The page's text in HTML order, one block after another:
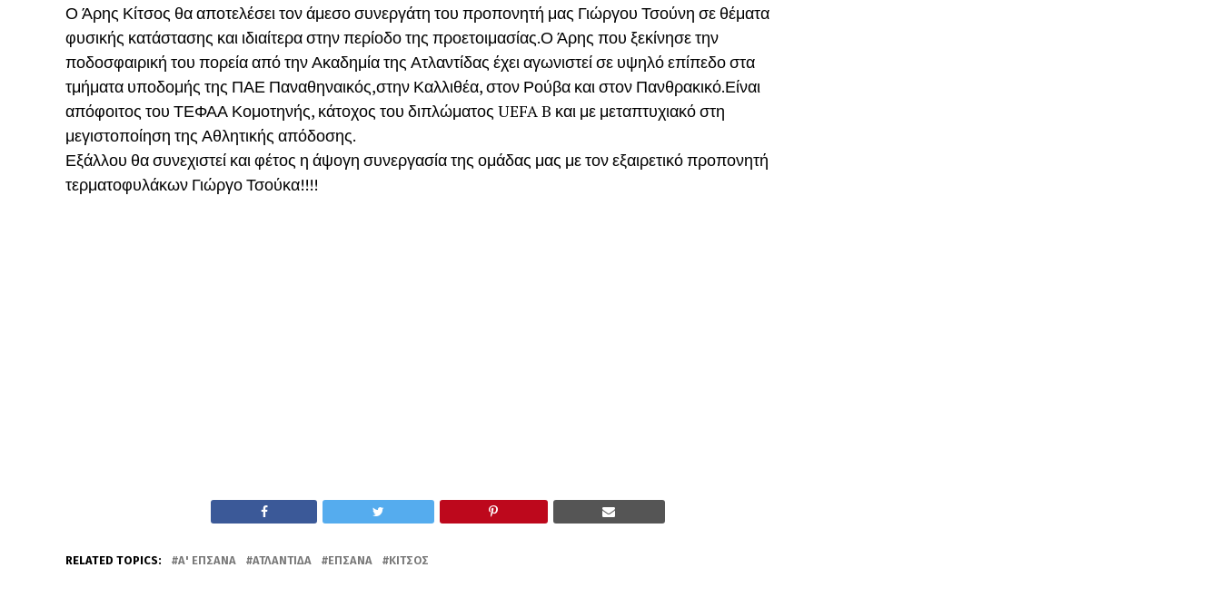
Ο Άρης Κίτσος θα αποτελέσει τον άμεσο συνεργάτη του προπονητή μας Γιώργου Τσούνη σε θέματα
φυσικής κατάστασης και ιδιαίτερα στην περίοδο της προετοιμασίας.Ο Άρης που ξεκίνησε την
ποδοσφαιρική του πορεία από την Ακαδημία της Ατλαντίδας έχει αγωνιστεί σε υψηλό επίπεδο στα
τμήματα υποδομής της ΠΑΕ Παναθηναικός,στην Καλλιθέα, στον Ρούβα και στον Πανθρακικό.Είναι
απόφοιτος του ΤΕΦΑΑ Κομοτηνής, κάτοχος του διπλώματος UEFA B και με μεταπτυχιακό στη
μεγιστοποίηση της Αθλητικής απόδοσης.
Εξάλλου θα συνεχιστεί και φέτος η άψογη συνεργασία της ομάδας μας με τον εξαιρετικό προπονητή
τερματοφυλάκων Γιώργο Τσούκα!!!!
RELATED TOPICS: Α' ΕΠΣΑΝΑ ΑΤΛΑΝΤΊΔΑ ΕΠΣΑΝΑ ΚΊΤΣΟΣ